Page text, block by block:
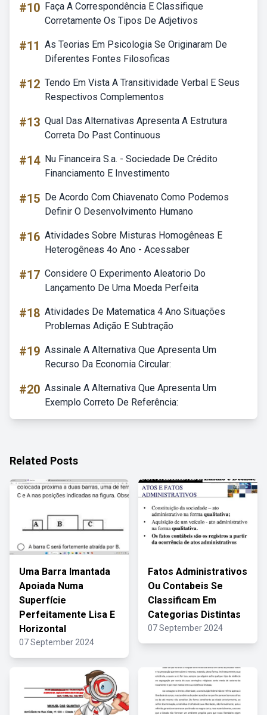
#10 Faça A Correspondência E Classifique
Corretamente Os Tipos De Adjetivos
#11 As Teorias Em Psicologia Se Originaram De
Diferentes Fontes Filosoficas
#12 Tendo Em Vista A Transitividade Verbal E Seus
Respectivos Complementos
#13 Qual Das Alternativas Apresenta A Estrutura
Correta Do Past Continuous
#14 Nu Financeira S.a. - Sociedade De Crédito
Financiamento E Investimento
#15 De Acordo Com Chiavenato Como Podemos
Definir O Desenvolvimento Humano
#16 Atividades Sobre Misturas Homogêneas E
Heterogêneas 4o Ano - Acessaber
#17 Considere O Experimento Aleatorio Do
Lançamento De Uma Moeda Perfeita
#18 Atividades De Matematica 4 Ano Situações
Problemas Adição E Subtração
#19 Assinale A Alternativa Que Apresenta Um
Recurso Da Economia Circular:
#20 Assinale A Alternativa Que Apresenta Um
Exemplo Correto De Referência:
Related Posts
Uma Barra Imantada
Apoiada Numa
Superfície
Perfeitamente Lisa E
Horizontal
07 September 2024
Fatos Administrativos
Ou Contabeis Se
Classificam Em
Categorias Distintas
07 September 2024